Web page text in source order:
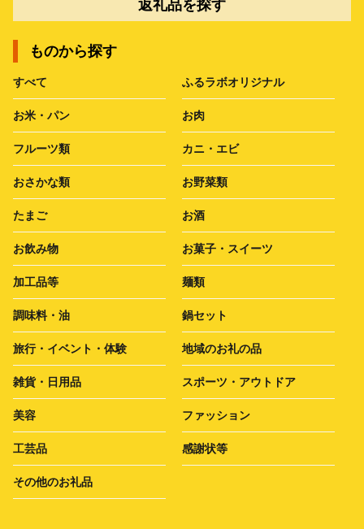
返礼品を探す
ものから探す
すべて ふるラボオリジナル
お米・パン お肉
フルーツ類 カニ・エビ
おさかな類 お野菜類
たまご お酒
お飲み物 お菓子・スイーツ
加工品等 麺類
調味料・油 鍋セット
旅行・イベント・体験 地域のお礼の品
雑貨・日用品 スポーツ・アウトドア
美容 ファッション
工芸品 感謝状等
その他のお礼品